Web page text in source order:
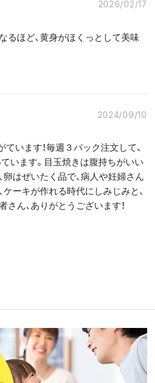
2026/02/17
るほど、黄身がほくっとして美味
2024/09/10
います！毎週３パック注文して、
います。目玉焼きは腹持ちがいい
卵はぜいたく品で、病人や妊婦さん
ケーキが作れる時代にしみじみと、
ん、ありがとうございます！